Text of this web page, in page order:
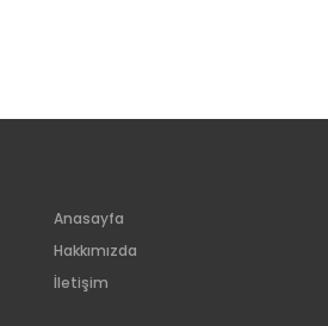
Anasayfa
Hakkımızda
İletişim